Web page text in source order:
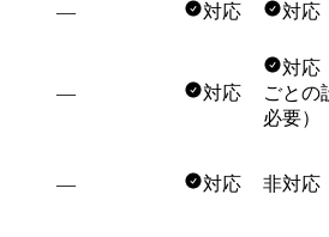
— 対応 対応
— 対応
対応
ごとの
必要）
— 対応 非対応